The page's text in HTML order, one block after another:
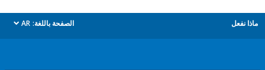
الصفحة باللغة: AR
dropdown